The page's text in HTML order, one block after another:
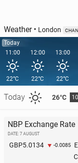
Weather• London
Today
11:00
22°C
Today 26°C
12:00
22°C
13:00
22°C
NBP Exchange Rate
DATE: 7 AUGUST
GBP5.0134 -0.0085